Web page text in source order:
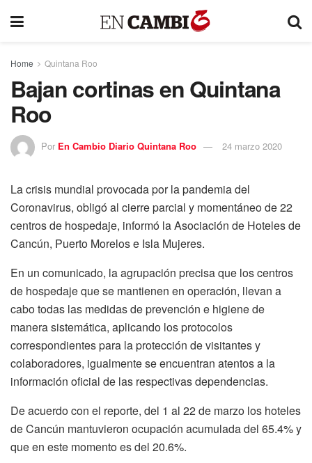
Home Quintana Roo
Bajan cortinas en Quintana
Roo
Por En Cambio Diario Quintana Roo 24 marzo 2020
La crisis mundial provocada por la pandemia del
Coronavirus, obligó al cierre parcial y momentáneo de 22
centros de hospedaje, informó la Asociación de Hoteles de
Cancún, Puerto Morelos e Isla Mujeres.
En un comunicado, la agrupación precisa que los centros
de hospedaje que se mantienen en operación, llevan a
cabo todas las medidas de prevención e higiene de
manera sistemática, aplicando los protocolos
correspondientes para la protección de visitantes y
colaboradores, igualmente se encuentran atentos a la
información oficial de las respectivas dependencias.
De acuerdo con el reporte, del 1 al 22 de marzo los hoteles
de Cancún mantuvieron ocupación acumulada del 65.4% y
que en este momento es del 20.6%.